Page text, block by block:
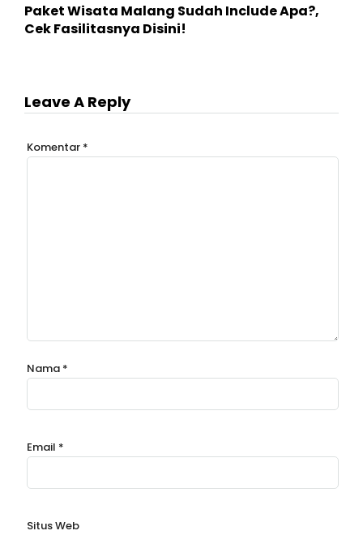
Paket Wisata Malang Sudah Include Apa?,
Cek Fasilitasnya Disini!
Leave A Reply
Komentar *
Nama *
Email *
Situs Web